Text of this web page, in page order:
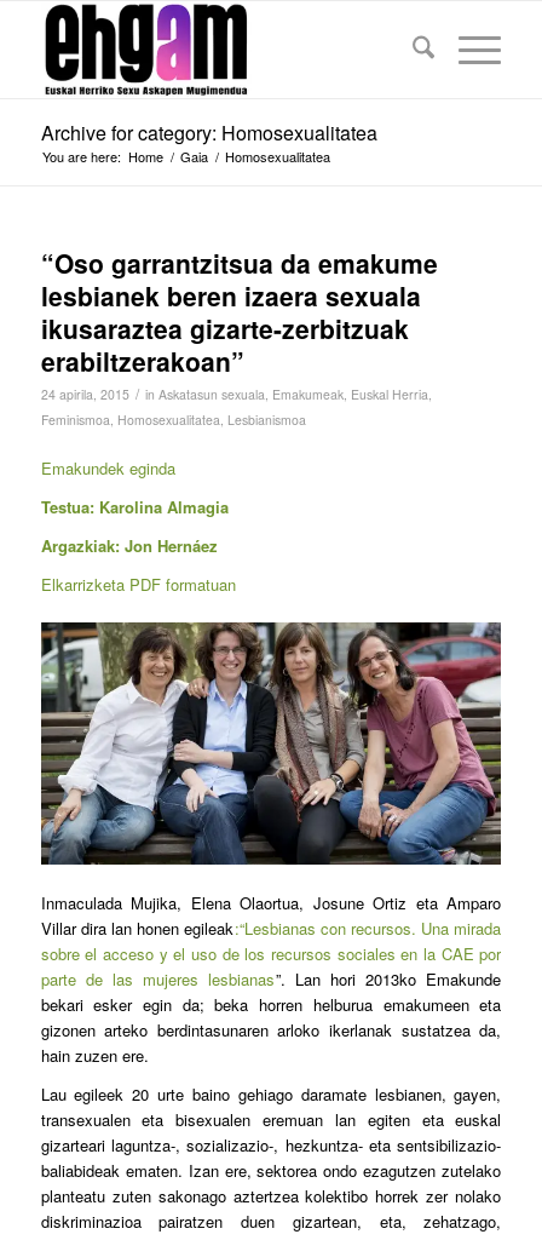
Archive for category: Homosexualitatea
You are here: Home / Gaia / Homosexualitatea
“Oso garrantzitsua da emakume
lesbianek beren izaera sexuala
ikusaraztea gizarte-zerbitzuak
erabiltzerakoan”
24 apirila, 2015 / in Askatasun sexuala, Emakumeak, Euskal Herria,
Feminismoa, Homosexualitatea, Lesbianismoa
Emakundek eginda
Testua: Karolina Almagia
Argazkiak: Jon Hernáez
Elkarrizketa PDF formatuan
Inmaculada Mujika, Elena Olaortua, Josune Ortiz eta Amparo
Villar dira lan honen egileak:“Lesbianas con recursos. Una mirada
sobre el acceso y el uso de los recursos sociales en la CAE por
parte de las mujeres lesbianas”. Lan hori 2013ko Emakunde
bekari esker egin da; beka horren helburua emakumeen eta
gizonen arteko berdintasunaren arloko ikerlanak sustatzea da,
hain zuzen ere.
Lau egileek 20 urte baino gehiago daramate lesbianen, gayen,
transexualen eta bisexualen eremuan lan egiten eta euskal
gizarteari laguntza-, sozializazio-, hezkuntza- eta sentsibilizazio-
baliabideak ematen. Izan ere, sektorea ondo ezagutzen zutelako
planteatu zuten sakonago aztertzea kolektibo horrek zer nolako
diskriminazioa pairatzen duen gizartean, eta, zehatzago,